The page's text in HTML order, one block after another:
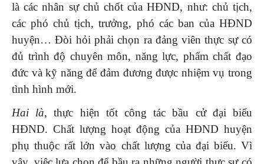
là các nhân sự chủ chốt của HĐND, như: chủ tịch,
các phó chủ tịch, trưởng, phó các ban của HĐND
huyện… Đòi hỏi phải chọn ra đảng viên thực sự có
đủ trình độ chuyên môn, năng lực, phẩm chất đạo
đức và kỹ năng để đảm đương được nhiệm vụ trong
tình hình mới.
Hai là, thực hiện tốt công tác bầu cử đại biểu
HĐND. Chất lượng hoạt động của HĐND huyện
phụ thuộc rất lớn vào chất lượng của đại biểu. Vì